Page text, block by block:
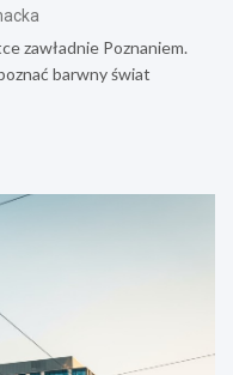
zawładnie Poznaniem.
barwny świat